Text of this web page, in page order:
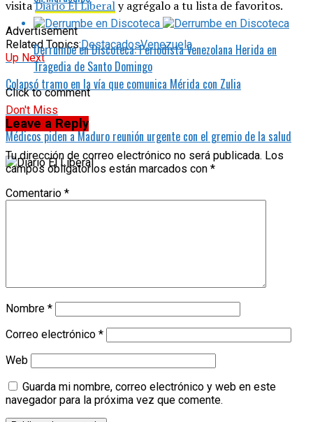
visitaDiario El Liberaly agrégalo a tu lista de favoritos.
Advertisement
Related Topics:DestacadosVenezuela
Up Next
Colapsó tramo en la vía que comunica Mérida con Zulia
Don't Miss
Médicos piden a Maduro reunión urgente con el gremio de la salud
Derrumbe en Discoteca: Periodista Venezolana Herida en
Tragedia de Santo Domingo
Click to comment
Leave a Reply
Tu dirección de correo electrónico no será publicada. Los
campos obligatorios están marcados con *
Comentario *
Nombre *
Correo electrónico *
Web
Guarda mi nombre, correo electrónico y web en este
navegador para la próxima vez que comente.